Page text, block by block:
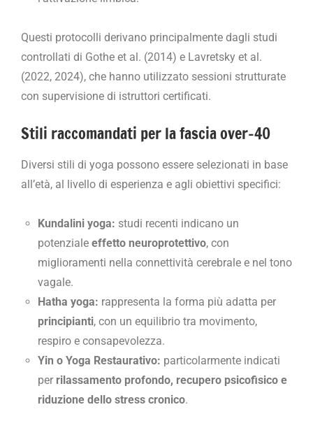
Questi protocolli derivano principalmente dagli studi
controllati di Gothe et al. (2014) e Lavretsky et al.
(2022, 2024), che hanno utilizzato sessioni strutturate
con supervisione di istruttori certificati.
Stili raccomandati per la fascia over-40
Diversi stili di yoga possono essere selezionati in base
all’età, al livello di esperienza e agli obiettivi specifici:
Kundalini yoga: studi recenti indicano un
potenziale effetto neuroprotettivo, con
miglioramenti nella connettività cerebrale e nel tono
vagale.
Hatha yoga: rappresenta la forma più adatta per
principianti, con un equilibrio tra movimento,
respiro e consapevolezza.
Yin o Yoga Restaurativo: particolarmente indicati
per rilassamento profondo, recupero psicofisico e
riduzione dello stress cronico.